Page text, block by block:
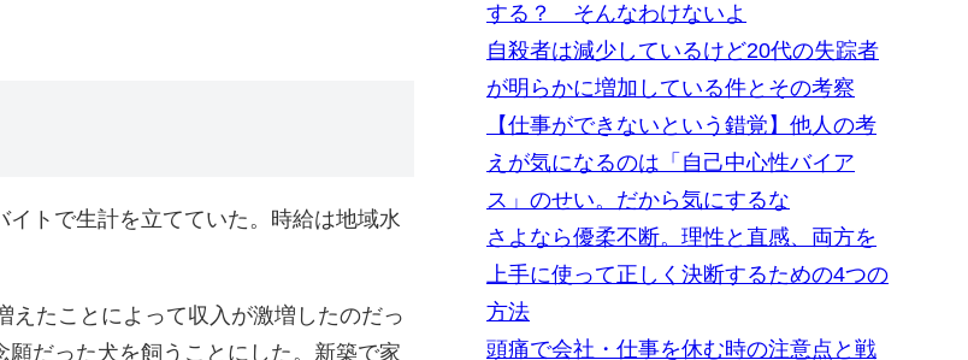
トで生計を立てていた。時給は地域水
たことによって収入が激増したのだっ
だった犬を飼うことにした。新築で家
する？ そんなわけないよ
自殺者は減少しているけど20代の失踪者
が明らかに増加している件とその考察
【仕事ができないという錯覚】他人の考
えが気になるのは「自己中心性バイア
ス」のせい。だから気にするな
さよなら優柔不断。理性と直感、両方を
上手に使って正しく決断するための4つの
方法
頭痛で会社・仕事を休む時の注意点と戦